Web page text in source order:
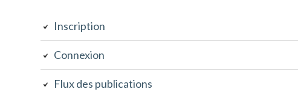
subsidiaire
Inscription
Connexion
Flux des publications